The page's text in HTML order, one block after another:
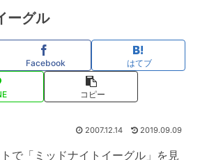
ーグル
Facebook はてブ
コピー
2007.12.14 2019.09.09
で「ミッドナイトイーグル」を見